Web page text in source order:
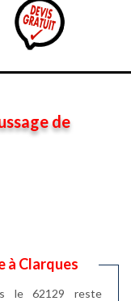
de
à Clarques
le 62129 reste